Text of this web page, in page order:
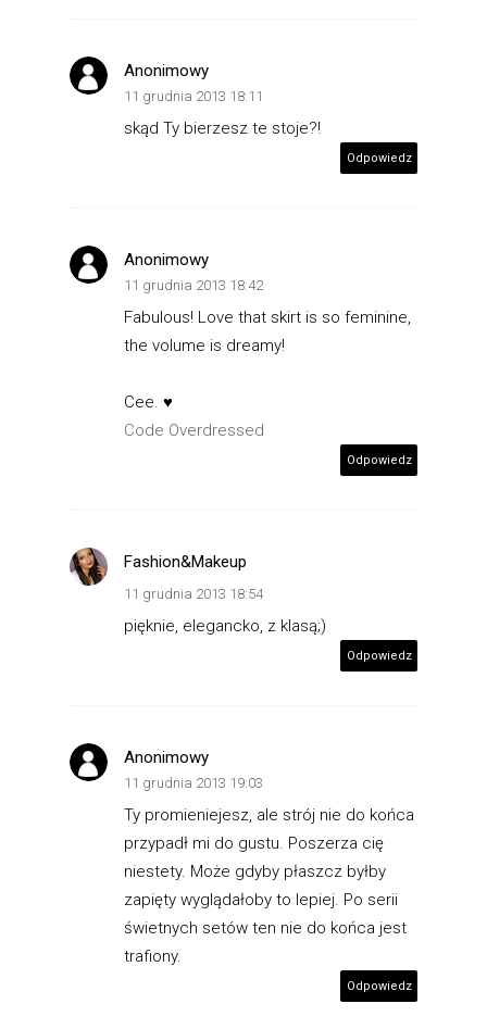
Anonimowy
11 grudnia 2013 18:11
skąd Ty bierzesz te stoje?!
Odpowiedz
Anonimowy
11 grudnia 2013 18:42
Fabulous! Love that skirt is so feminine,
the volume is dreamy!
Cee. ♥
Code Overdressed
Odpowiedz
Fashion&Makeup
11 grudnia 2013 18:54
pięknie, elegancko, z klasą;)
Odpowiedz
Anonimowy
11 grudnia 2013 19:03
Ty promieniejesz, ale strój nie do końca
przypadł mi do gustu. Poszerza cię
niestety. Może gdyby płaszcz byłby
zapięty wyglądałoby to lepiej. Po serii
świetnych setów ten nie do końca jest
trafiony.
Odpowiedz